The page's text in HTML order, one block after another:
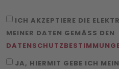
ICH AKZEPTIERE DIE
MEINER DATEN GEMÄSS DEN
JA, HIERMIT GEBE ICH